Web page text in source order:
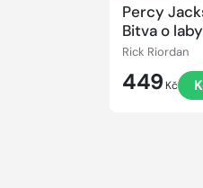
Percy
Bitva o
Rick Riordan
449 Kč